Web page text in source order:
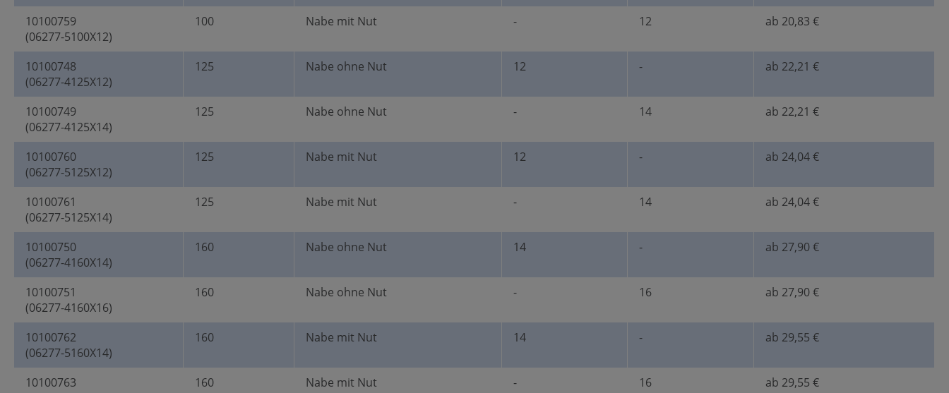
10100759
(06277-5100X12)
100 Nabe mit Nut - 12 ab 20,83 €
10100748
(06277-4125X12)
125 Nabe ohne Nut 12 - ab 22,21 €
10100749
(06277-4125X14)
125 Nabe ohne Nut - 14 ab 22,21 €
10100760
(06277-5125X12)
125 Nabe mit Nut 12 - ab 24,04 €
10100761
(06277-5125X14)
125 Nabe mit Nut - 14 ab 24,04 €
10100750
(06277-4160X14)
160 Nabe ohne Nut 14 - ab 27,90 €
10100751
(06277-4160X16)
160 Nabe ohne Nut - 16 ab 27,90 €
10100762
(06277-5160X14)
160 Nabe mit Nut 14 - ab 29,55 €
10100763
160 Nabe mit Nut - 16 ab 29,55 €